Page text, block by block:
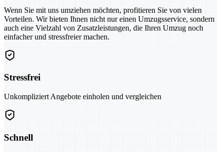
Wenn Sie mit uns umziehen möchten, profitieren Sie von vielen
Vorteilen. Wir bieten Ihnen nicht nur einen Umzugsservice, sondern
auch eine Vielzahl von Zusatzleistungen, die Ihren Umzug noch
einfacher und stressfreier machen.
Stressfrei
Unkompliziert Angebote einholen und vergleichen
Schnell